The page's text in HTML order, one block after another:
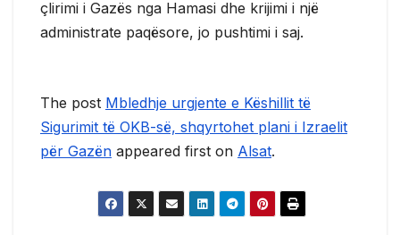
çlirimi i Gazës nga Hamasi dhe krijimi i një
administrate paqësore, jo pushtimi i saj.
The post Mbledhje urgjente e Këshillit të
Sigurimit të OKB-së, shqyrtohet plani i Izraelit
për Gazën appeared first on Alsat.